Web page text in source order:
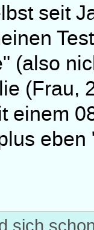
seit
(also
(Frau,
einem